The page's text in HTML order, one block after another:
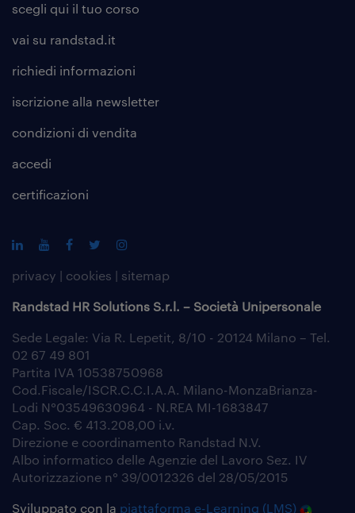
scegli qui il tuo corso
vai su randstad.it
richiedi informazioni
iscrizione alla newsletter
condizioni di vendita
accedi
certificazioni
privacy | cookies | sitemap
Randstad HR Solutions S.r.l. – Società Unipersonale
Sede Legale: Via R. Lepetit, 8/10 - 20124 Milano – Tel.
02 67 49 801
Partita IVA 10538750968
Cod.Fiscale/ISCR.C.C.I.A.A. Milano-MonzaBrianza-
Lodi N°03549630964 - N.REA MI-1683847
Cap. Soc. € 413.208,00 i.v.
Direzione e coordinamento Randstad N.V.
Albo informatico delle Agenzie del Lavoro Sez. IV
Autorizzazione n° 39/0012326 del 28/05/2015
Sviluppato con la piattaforma e-Learning (LMS)